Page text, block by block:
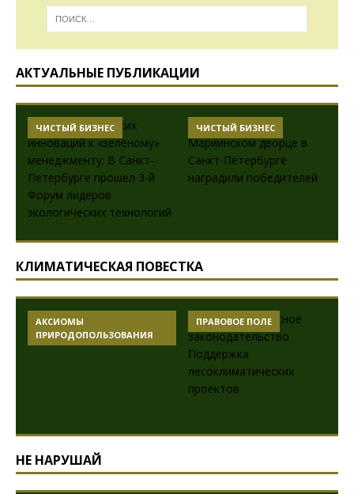
АКТУАЛЬНЫЕ ПУБЛИКАЦИИ
ЧИСТЫЙ БИЗНЕС ЧИСТЫЙ БИЗНЕС
КЛИМАТИЧЕСКАЯ ПОВЕСТКА
АКСИОМЫ
ПРИРОДОПОЛЬЗОВАНИЯ
ПРАВОВОЕ ПОЛЕ
НЕ НАРУШАЙ